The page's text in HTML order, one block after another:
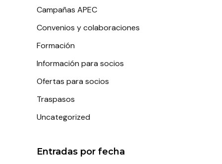
Campañas APEC
Convenios y colaboraciones
Formación
Información para socios
Ofertas para socios
Traspasos
Uncategorized
Entradas por fecha